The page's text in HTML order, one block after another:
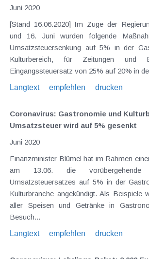
Juni 2020
[Stand 16.06.2020] Im Zuge der
und 16. Juni wurden folgende
Umsatzsteuersenkung auf 5% in der
Kulturbereich, für Zeitungen und
Eingangssteuersatz von 25% auf 20% in
Langtext
empfehlen drucken
Coronavirus: Gastronomie und
Umsatzsteuer wird auf 5% gesenkt
Juni 2020
Finanzminister Blümel hat im Rahmen
am 13.06. die vorübergehende
Umsatzsteuersatzes auf 5% in der
Kulturbranche angekündigt. Als Beispiele
aller Speisen und Getränke in
Besuch...
Langtext
empfehlen drucken